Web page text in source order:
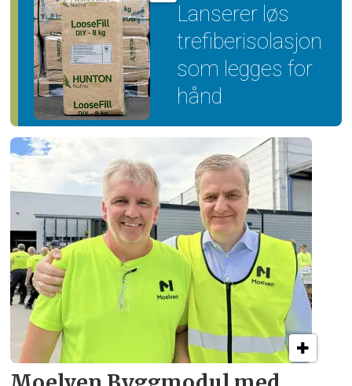
Lanserer løs
trefiber­isolasjon
som legges for
hånd